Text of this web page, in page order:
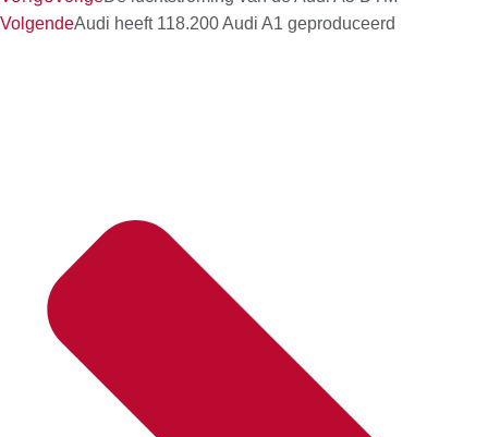
VolgendeAudi heeft 118.200 Audi A1 geproduceerd